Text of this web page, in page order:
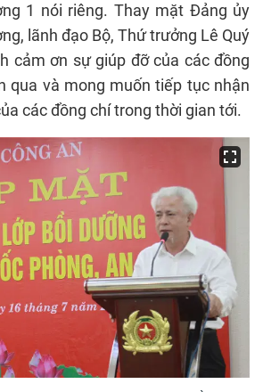
1 nói riêng. Thay mặt Đảng ủy
lãnh đạo Bộ, Thứ trưởng Lê Quý
cảm ơn sự giúp đỡ của các đồng
qua và mong muốn tiếp tục nhận
các đồng chí trong thời gian tới.